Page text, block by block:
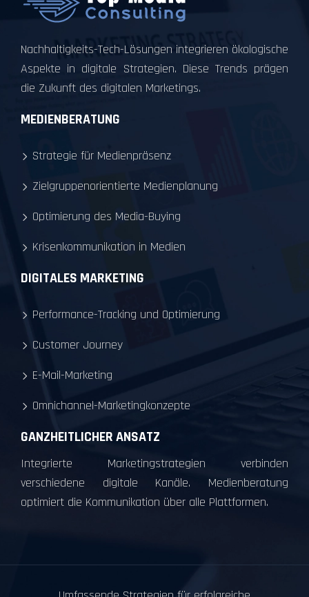
Nachhaltigkeits-Tech-Lösungen integrieren ökologische
Aspekte in digitale Strategien. Diese Trends prägen
die Zukunft des digitalen Marketings.
MEDIENBERATUNG
Strategie für Medienpräsenz
Zielgruppenorientierte Medienplanung
Optimierung des Media-Buying
Krisenkommunikation in Medien
DIGITALES MARKETING
Performance-Tracking und Optimierung
Customer Journey
E-Mail-Marketing
Omnichannel-Marketingkonzepte
GANZHEITLICHER ANSATZ
Integrierte Marketingstrategien verbinden
verschiedene digitale Kanäle. Medienberatung
optimiert die Kommunikation über alle Plattformen.